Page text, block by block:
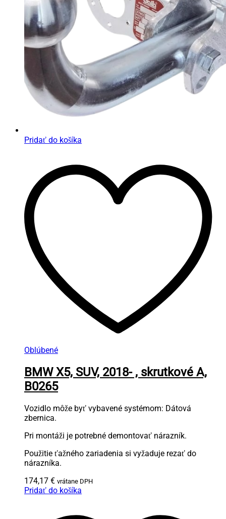
Pridať do košíka
Oblúbené
BMW X5, SUV, 2018- , skrutkové A,
B0265
Vozidlo môže byť vybavené systémom: Dátová
zbernica.
Pri montáži je potrebné demontovať nárazník.
Použitie ťažného zariadenia si vyžaduje rezať do
nárazníka.
174,17 € vrátane DPH
Pridať do košíka